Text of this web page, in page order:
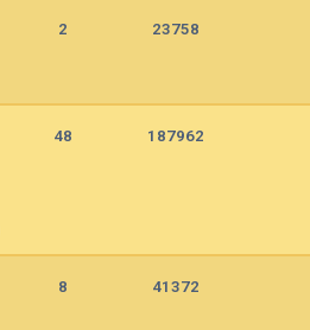
2 23758
48 187962
8 41372